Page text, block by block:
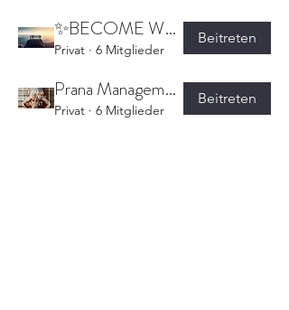
✨BECOME WHO YOU ARE✨ - Gesunde Grenzen setzen
Privat · 6 Mitglieder
Beitreten
Prana Management - Yoga Online Programm
Privat · 6 Mitglieder
Beitreten